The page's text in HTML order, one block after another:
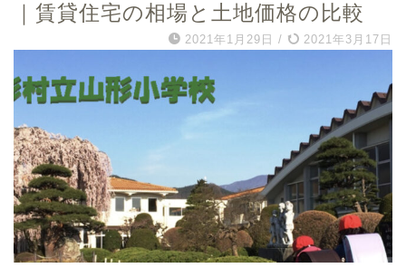
｜賃貸住宅の相場と土地価格の比較
2021年1月29日 / 2021年3月17日